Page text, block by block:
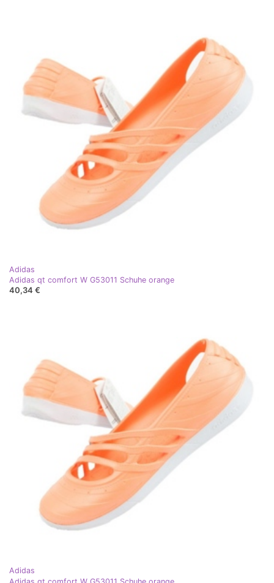
Adidas
Adidas qt comfort W G53011 Schuhe orange
40,34 €
Adidas